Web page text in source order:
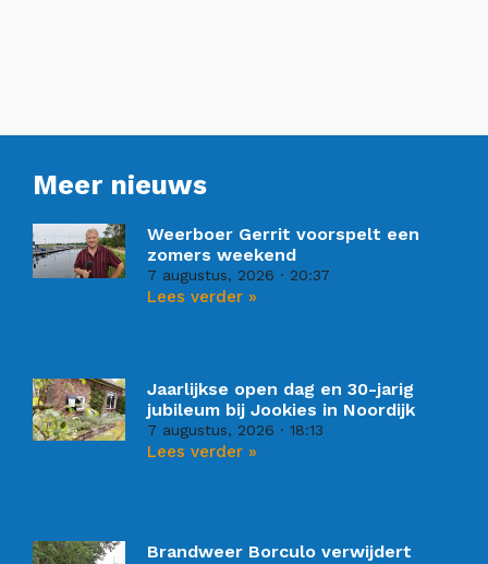
Meer nieuws
Weerboer Gerrit voorspelt een
zomers weekend
7 augustus, 2026 20:37
Lees verder »
Jaarlijkse open dag en 30-jarig
jubileum bij Jookies in Noordijk
7 augustus, 2026 18:13
Lees verder »
Brandweer Borculo verwijdert